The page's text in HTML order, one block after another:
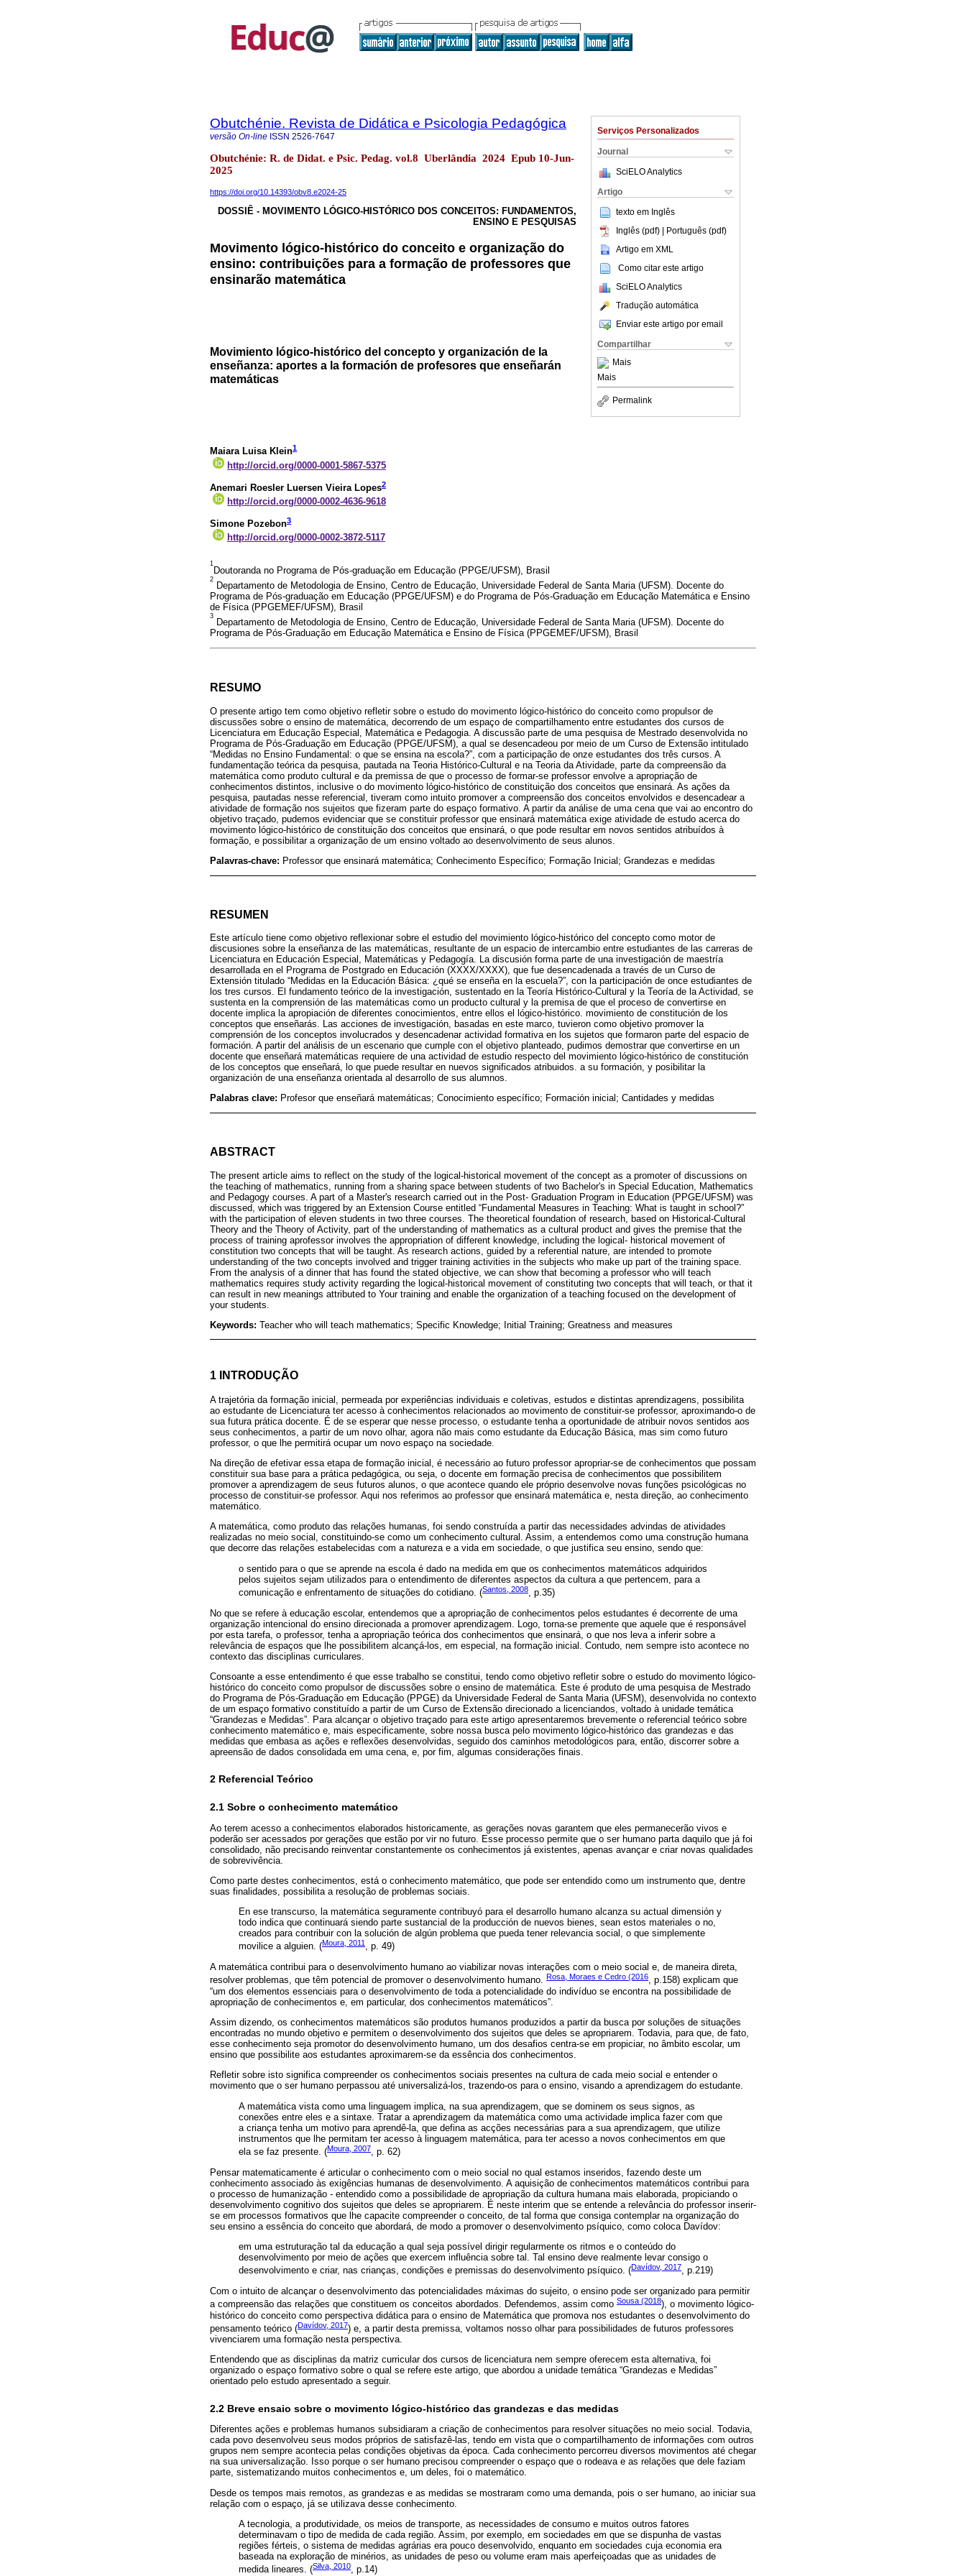
Serviços Personalizados
Journal
SciELO Analytics
Artigo
texto em Inglês
Inglês (pdf) | Português (pdf)
Artigo em XML
Como citar este artigo
SciELO Analytics
Tradução automática
Enviar este artigo por email
Compartilhar
Mais
Mais
Permalink
Obutchénie. Revista de Didática e Psicologia Pedagógica
versão On-line ISSN 2526-7647
Obutchénie: R. de Didat. e Psic. Pedag. vol.8 Uberlândia 2024 Epub 10-Jun-
2025
https://doi.org/10.14393/obv8.e2024-25
DOSSIÊ - MOVIMENTO LÓGICO-HISTÓRICO DOS CONCEITOS: FUNDAMENTOS,
ENSINO E PESQUISAS
Movimento lógico-histórico do conceito e organização do
ensino: contribuições para a formação de professores que
ensinarão matemática
Movimiento lógico-histórico del concepto y organización de la
enseñanza: aportes a la formación de profesores que enseñarán
matemáticas
Maiara Luisa Klein1
http://orcid.org/0000-0001-5867-5375
Anemari Roesler Luersen Vieira Lopes2
http://orcid.org/0000-0002-4636-9618
Simone Pozebon3
http://orcid.org/0000-0002-3872-5117
1
Doutoranda no Programa de Pós-graduação em Educação (PPGE/UFSM), Brasil
2
Departamento de Metodologia de Ensino, Centro de Educação, Universidade Federal de Santa Maria (UFSM). Docente do
Programa de Pós-graduação em Educação (PPGE/UFSM) e do Programa de Pós-Graduação em Educação Matemática e Ensino
de Física (PPGEMEF/UFSM), Brasil
3
Departamento de Metodologia de Ensino, Centro de Educação, Universidade Federal de Santa Maria (UFSM). Docente do
Programa de Pós-Graduação em Educação Matemática e Ensino de Física (PPGEMEF/UFSM), Brasil
RESUMO
O presente artigo tem como objetivo refletir sobre o estudo do movimento lógico-histórico do conceito como propulsor de
discussões sobre o ensino de matemática, decorrendo de um espaço de compartilhamento entre estudantes dos cursos de
Licenciatura em Educação Especial, Matemática e Pedagogia. A discussão parte de uma pesquisa de Mestrado desenvolvida no
Programa de Pós-Graduação em Educação (PPGE/UFSM), a qual se desencadeou por meio de um Curso de Extensão intitulado
“Medidas no Ensino Fundamental: o que se ensina na escola?”, com a participação de onze estudantes dos três cursos. A
fundamentação teórica da pesquisa, pautada na Teoria Histórico-Cultural e na Teoria da Atividade, parte da compreensão da
matemática como produto cultural e da premissa de que o processo de formar-se professor envolve a apropriação de
conhecimentos distintos, inclusive o do movimento lógico-histórico de constituição dos conceitos que ensinará. As ações da
pesquisa, pautadas nesse referencial, tiveram como intuito promover a compreensão dos conceitos envolvidos e desencadear a
atividade de formação nos sujeitos que fizeram parte do espaço formativo. A partir da análise de uma cena que vai ao encontro do
objetivo traçado, pudemos evidenciar que se constituir professor que ensinará matemática exige atividade de estudo acerca do
movimento lógico-histórico de constituição dos conceitos que ensinará, o que pode resultar em novos sentidos atribuídos à
formação, e possibilitar a organização de um ensino voltado ao desenvolvimento de seus alunos.
Palavras-chave: Professor que ensinará matemática; Conhecimento Específico; Formação Inicial; Grandezas e medidas
RESUMEN
Este artículo tiene como objetivo reflexionar sobre el estudio del movimiento lógico-histórico del concepto como motor de
discusiones sobre la enseñanza de las matemáticas, resultante de un espacio de intercambio entre estudiantes de las carreras de
Licenciatura en Educación Especial, Matemáticas y Pedagogía. La discusión forma parte de una investigación de maestría
desarrollada en el Programa de Postgrado en Educación (XXXX/XXXX), que fue desencadenada a través de un Curso de
Extensión titulado “Medidas en la Educación Básica: ¿qué se enseña en la escuela?”, con la participación de once estudiantes de
los tres cursos. El fundamento teórico de la investigación, sustentado en la Teoría Histórico-Cultural y la Teoría de la Actividad, se
sustenta en la comprensión de las matemáticas como un producto cultural y la premisa de que el proceso de convertirse en
docente implica la apropiación de diferentes conocimientos, entre ellos el lógico-histórico. movimiento de constitución de los
conceptos que enseñarás. Las acciones de investigación, basadas en este marco, tuvieron como objetivo promover la
comprensión de los conceptos involucrados y desencadenar actividad formativa en los sujetos que formaron parte del espacio de
formación. A partir del análisis de un escenario que cumple con el objetivo planteado, pudimos demostrar que convertirse en un
docente que enseñará matemáticas requiere de una actividad de estudio respecto del movimiento lógico-histórico de constitución
de los conceptos que enseñará, lo que puede resultar en nuevos significados atribuidos. a su formación, y posibilitar la
organización de una enseñanza orientada al desarrollo de sus alumnos.
Palabras clave: Profesor que enseñará matemáticas; Conocimiento específico; Formación inicial; Cantidades y medidas
ABSTRACT
The present article aims to reflect on the study of the logical-historical movement of the concept as a promoter of discussions on
the teaching of mathematics, running from a sharing space between students of two Bachelor's in Special Education, Mathematics
and Pedagogy courses. A part of a Master's research carried out in the Post- Graduation Program in Education (PPGE/UFSM) was
discussed, which was triggered by an Extension Course entitled “Fundamental Measures in Teaching: What is taught in school?”
with the participation of eleven students in two three courses. The theoretical foundation of research, based on Historical-Cultural
Theory and the Theory of Activity, part of the understanding of mathematics as a cultural product and gives the premise that the
process of training aprofessor involves the appropriation of different knowledge, including the logical- historical movement of
constitution two concepts that will be taught. As research actions, guided by a referential nature, are intended to promote
understanding of the two concepts involved and trigger training activities in the subjects who make up part of the training space.
From the analysis of a dinner that has found the stated objective, we can show that becoming a professor who will teach
mathematics requires study activity regarding the logical-historical movement of constituting two concepts that will teach, or that it
can result in new meanings attributed to Your training and enable the organization of a teaching focused on the development of
your students.
Keywords: Teacher who will teach mathematics; Specific Knowledge; Initial Training; Greatness and measures
1 INTRODUÇÃO
A trajetória da formação inicial, permeada por experiências individuais e coletivas, estudos e distintas aprendizagens, possibilita
ao estudante de Licenciatura ter acesso à conhecimentos relacionados ao movimento de constituir-se professor, aproximando-o de
sua futura prática docente. É de se esperar que nesse processo, o estudante tenha a oportunidade de atribuir novos sentidos aos
seus conhecimentos, a partir de um novo olhar, agora não mais como estudante da Educação Básica, mas sim como futuro
professor, o que lhe permitirá ocupar um novo espaço na sociedade.
Na direção de efetivar essa etapa de formação inicial, é necessário ao futuro professor apropriar-se de conhecimentos que possam
constituir sua base para a prática pedagógica, ou seja, o docente em formação precisa de conhecimentos que possibilitem
promover a aprendizagem de seus futuros alunos, o que acontece quando ele próprio desenvolve novas funções psicológicas no
processo de constituir-se professor. Aqui nos referimos ao professor que ensinará matemática e, nesta direção, ao conhecimento
matemático.
A matemática, como produto das relações humanas, foi sendo construída a partir das necessidades advindas de atividades
realizadas no meio social, constituindo-se como um conhecimento cultural. Assim, a entendemos como uma construção humana
que decorre das relações estabelecidas com a natureza e a vida em sociedade, o que justifica seu ensino, sendo que:
o sentido para o que se aprende na escola é dado na medida em que os conhecimentos matemáticos adquiridos
pelos sujeitos sejam utilizados para o entendimento de diferentes aspectos da cultura a que pertencem, para a
comunicação e enfrentamento de situações do cotidiano. (Santos, 2008
, p.35)
No que se refere à educação escolar, entendemos que a apropriação de conhecimentos pelos estudantes é decorrente de uma
organização intencional do ensino direcionada a promover aprendizagem. Logo, torna-se premente que aquele que é responsável
por esta tarefa, o professor, tenha a apropriação teórica dos conhecimentos que ensinará, o que nos leva a inferir sobre a
relevância de espaços que lhe possibilitem alcançá-los, em especial, na formação inicial. Contudo, nem sempre isto acontece no
contexto das disciplinas curriculares.
Consoante a esse entendimento é que esse trabalho se constitui, tendo como objetivo refletir sobre o estudo do movimento lógico-
histórico do conceito como propulsor de discussões sobre o ensino de matemática. Este é produto de uma pesquisa de Mestrado
do Programa de Pós-Graduação em Educação (PPGE) da Universidade Federal de Santa Maria (UFSM), desenvolvida no contexto
de um espaço formativo constituído a partir de um Curso de Extensão direcionado a licenciandos, voltado à unidade temática
“Grandezas e Medidas”. Para alcançar o objetivo traçado para este artigo apresentaremos brevemente o referencial teórico sobre
conhecimento matemático e, mais especificamente, sobre nossa busca pelo movimento lógico-histórico das grandezas e das
medidas que embasa as ações e reflexões desenvolvidas, seguido dos caminhos metodológicos para, então, discorrer sobre a
apreensão de dados consolidada em uma cena, e, por fim, algumas considerações finais.
2 Referencial Teórico
2.1 Sobre o conhecimento matemático
Ao terem acesso a conhecimentos elaborados historicamente, as gerações novas garantem que eles permanecerão vivos e
poderão ser acessados por gerações que estão por vir no futuro. Esse processo permite que o ser humano parta daquilo que já foi
consolidado, não precisando reinventar constantemente os conhecimentos já existentes, apenas avançar e criar novas qualidades
de sobrevivência.
Como parte destes conhecimentos, está o conhecimento matemático, que pode ser entendido como um instrumento que, dentre
suas finalidades, possibilita a resolução de problemas sociais.
En ese transcurso, la matemática seguramente contribuyó para el desarrollo humano alcanza su actual dimensión y
todo indica que continuará siendo parte sustancial de la producción de nuevos bienes, sean estos materiales o no,
creados para contribuir con la solución de algún problema que pueda tener relevancia social, o que simplemente
movilice a alguien. (Moura, 2011 , p. 49)
A matemática contribui para o desenvolvimento humano ao viabilizar novas interações com o meio social e, de maneira direta,
resolver problemas, que têm potencial de promover o desenvolvimento humano. Rosa, Moraes e Cedro (2016, p.158) explicam que
“um dos elementos essenciais para o desenvolvimento de toda a potencialidade do indivíduo se encontra na possibilidade de
apropriação de conhecimentos e, em particular, dos conhecimentos matemáticos”.
Assim dizendo, os conhecimentos matemáticos são produtos humanos produzidos a partir da busca por soluções de situações
encontradas no mundo objetivo e permitem o desenvolvimento dos sujeitos que deles se apropriarem. Todavia, para que, de fato,
esse conhecimento seja promotor do desenvolvimento humano, um dos desafios centra-se em propiciar, no âmbito escolar, um
ensino que possibilite aos estudantes aproximarem-se da essência dos conhecimentos.
Refletir sobre isto significa compreender os conhecimentos sociais presentes na cultura de cada meio social e entender o
movimento que o ser humano perpassou até universalizá-los, trazendo-os para o ensino, visando a aprendizagem do estudante.
A matemática vista como uma linguagem implica, na sua aprendizagem, que se dominem os seus signos, as
conexões entre eles e a sintaxe. Tratar a aprendizagem da matemática como uma actividade implica fazer com que
a criança tenha um motivo para aprendê-la, que defina as acções necessárias para a sua aprendizagem, que utilize
instrumentos que lhe permitam ter acesso à linguagem matemática, para ter acesso a novos conhecimentos em que
ela se faz presente. (Moura, 2007, p. 62)
Pensar matematicamente é articular o conhecimento com o meio social no qual estamos inseridos, fazendo deste um
conhecimento associado às exigências humanas de desenvolvimento. A aquisição de conhecimentos matemáticos contribui para
o processo de humanização - entendido como a possibilidade de apropriação da cultura humana mais elaborada, propiciando o
desenvolvimento cognitivo dos sujeitos que deles se apropriarem. É neste interim que se entende a relevância do professor inserir-
se em processos formativos que lhe capacite compreender o conceito, de tal forma que consiga contemplar na organização do
seu ensino a essência do conceito que abordará, de modo a promover o desenvolvimento psíquico, como coloca Davídov:
em uma estruturação tal da educação a qual seja possível dirigir regularmente os ritmos e o conteúdo do
desenvolvimento por meio de ações que exercem influência sobre tal. Tal ensino deve realmente levar consigo o
desenvolvimento e criar, nas crianças, condições e premissas do desenvolvimento psíquico. (Davídov, 2017, p.219)
Com o intuito de alcançar o desenvolvimento das potencialidades máximas do sujeito, o ensino pode ser organizado para permitir
a compreensão das relações que constituem os conceitos abordados. Defendemos, assim como Sousa (2018), o movimento lógico-
histórico do conceito como perspectiva didática para o ensino de Matemática que promova nos estudantes o desenvolvimento do
pensamento teórico (Davídov, 2017) e, a partir desta premissa, voltamos nosso olhar para possibilidades de futuros professores
vivenciarem uma formação nesta perspectiva.
Entendendo que as disciplinas da matriz curricular dos cursos de licenciatura nem sempre oferecem esta alternativa, foi
organizado o espaço formativo sobre o qual se refere este artigo, que abordou a unidade temática “Grandezas e Medidas”
orientado pelo estudo apresentado a seguir.
2.2 Breve ensaio sobre o movimento lógico-histórico das grandezas e das medidas
Diferentes ações e problemas humanos subsidiaram a criação de conhecimentos para resolver situações no meio social. Todavia,
cada povo desenvolveu seus modos próprios de satisfazê-las, tendo em vista que o compartilhamento de informações com outros
grupos nem sempre acontecia pelas condições objetivas da época. Cada conhecimento percorreu diversos movimentos até chegar
na sua universalização. Isso porque o ser humano precisou compreender o espaço que o rodeava e as relações que dele faziam
parte, sistematizando muitos conhecimentos e, um deles, foi o matemático.
Desde os tempos mais remotos, as grandezas e as medidas se mostraram como uma demanda, pois o ser humano, ao iniciar sua
relação com o espaço, já se utilizava desse conhecimento.
A tecnologia, a produtividade, os meios de transporte, as necessidades de consumo e muitos outros fatores
determinavam o tipo de medida de cada região. Assim, por exemplo, em sociedades em que se dispunha de vastas
regiões férteis, o sistema de medidas agrárias era pouco desenvolvido, enquanto em sociedades cuja economia era
baseada na exploração de minérios, as unidades de peso ou volume eram mais aperfeiçoadas que as unidades de
medida lineares. (Silva, 2010, p.14)